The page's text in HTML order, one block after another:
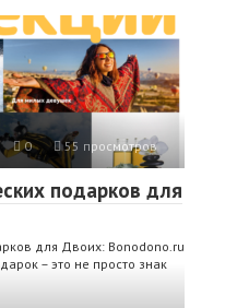
0 55 просмотров
подарков для
для Двоих: Bonodono.ru
– это не просто знак